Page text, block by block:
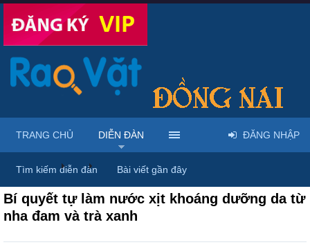
Diễn đàn ... Mỹ phẩm & spa làm đẹp tại Đồng Nai
Bí quyết tự làm nước xịt khoáng dưỡng da từ
nha đam và trà xanh
TRANG CHỦ DIỄN ĐÀN
Tìm kiếm diễn đàn Bài viết gần đây
ĐĂNG NHẬP